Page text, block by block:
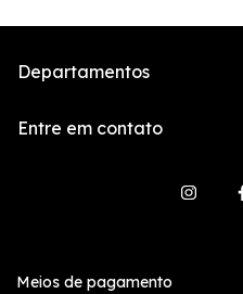
Departamentos
Entre em contato
Meios de pagamento